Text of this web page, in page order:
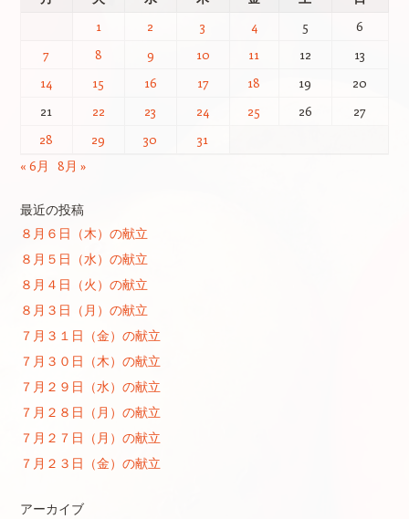
1
2 3 4 5
6
7
8 9 10 11 12
13
14
15 16 17 18 19
20
21
22 23 24 25 26
27
28
29 30
31
« 6月
8月 »
最近の投稿
８月６日（木）の献立
８月５日（水）の献立
８月４日（火）の献立
８月３日（月）の献立
７月３１日（金）の献立
７月３０日（木）の献立
７月２９日（水）の献立
７月２８日（月）の献立
７月２７日（月）の献立
７月２３日（金）の献立
アーカイブ